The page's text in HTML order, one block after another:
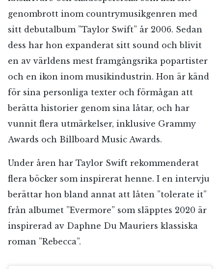
genombrott inom countrymusikgenren med
sitt debutalbum ”Taylor Swift” år 2006. Sedan
dess har hon expanderat sitt sound och blivit
en av världens mest framgångsrika popartister
och en ikon inom musikindustrin. Hon är känd
för sina personliga texter och förmågan att
berätta historier genom sina låtar, och har
vunnit flera utmärkelser, inklusive Grammy
Awards och Billboard Music Awards.
Under åren har Taylor Swift rekommenderat
flera böcker som inspirerat henne. I en intervju
berättar hon bland annat att låten ”tolerate it”
från albumet ”Evermore” som släpptes 2020 är
inspirerad av Daphne Du Mauriers klassiska
roman ”Rebecca”.